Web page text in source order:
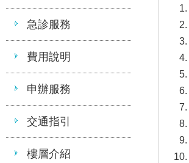
急診服務
費用說明
申辦服務
交通指引
樓層介紹